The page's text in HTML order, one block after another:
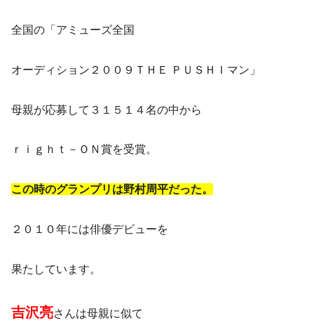
全国の「アミューズ全国
オーディション２００９ＴＨＥ ＰＵＳＨＩマン」
母親が応募して３１５１４名の中から
ｒｉｇｈｔ－ＯＮ賞を受賞。
この時のグランプリは野村周平だった。
２０１０年には俳優デビューを
果たしています。
吉沢亮さんは母親に似て